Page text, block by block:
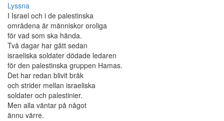
Lyssna
I Israel och i de palestinska
områdena är människor oroliga
för vad som ska hända.
Två dagar har gått sedan
israeliska soldater dödade ledaren
för den palestinska gruppen Hamas.
Det har redan blivit bråk
och strider mellan israeliska
soldater och palestinier.
Men alla väntar på något
ännu värre.